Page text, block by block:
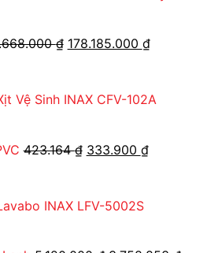
₫ Giá
196.668.000 ₫.
178.185.000 ₫Giá
là:
Vệ Sinh INAX CFV-102A
423.164₫ Giá
423.164 ₫.
333.900 ₫Giá
INAX LFV-5002S